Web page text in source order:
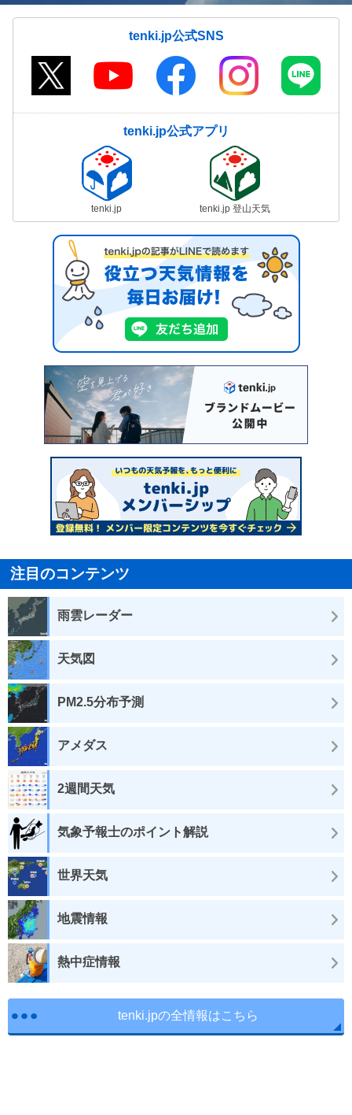
tenki.jp公式SNS
tenki.jp公式アプリ
tenki.jp tenki.jp 登山天気
注目のコンテンツ
雨雲レーダー
天気図
PM2.5分布予測
アメダス
2週間天気
気象予報士のポイント解説
世界天気
地震情報
熱中症情報
tenki.jpの全情報はこちら